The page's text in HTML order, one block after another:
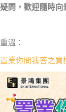
疑問，歡迎隨時向
重溫：
置業你問我答之